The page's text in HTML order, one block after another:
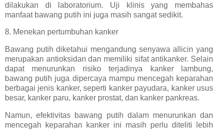
dilakukan di laboratorium. Uji klinis yang membahas
manfaat bawang putih ini juga masih sangat sedikit.
8. Menekan pertumbuhan kanker
Bawang putih diketahui mengandung senyawa allicin yang
merupakan antioksidan dan memiliki sifat antikanker. Selain
dapat menurunkan risiko terjadinya kanker lambung,
bawang putih juga dipercaya mampu mencegah keparahan
berbagai jenis kanker, seperti kanker payudara, kanker usus
besar, kanker paru, kanker prostat, dan kanker pankreas.
Namun, efektivitas bawang putih dalam menurunkan dan
mencegah keparahan kanker ini masih perlu diteliti lebih